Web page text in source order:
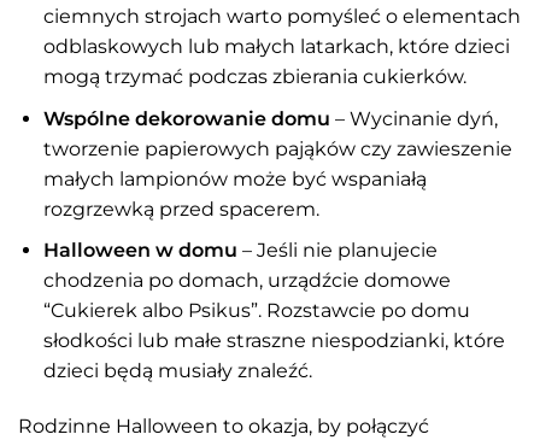
ciemnych strojach warto pomyśleć o elementach
odblaskowych lub małych latarkach, które dzieci
mogą trzymać podczas zbierania cukierków.
Wspólne dekorowanie domu – Wycinanie dyń,
tworzenie papierowych pająków czy zawieszenie
małych lampionów może być wspaniałą
rozgrzewką przed spacerem.
Halloween w domu – Jeśli nie planujecie
chodzenia po domach, urządźcie domowe
“Cukierek albo Psikus”. Rozstawcie po domu
słodkości lub małe straszne niespodzianki, które
dzieci będą musiały znaleźć.
Rodzinne Halloween to okazja, by połączyć